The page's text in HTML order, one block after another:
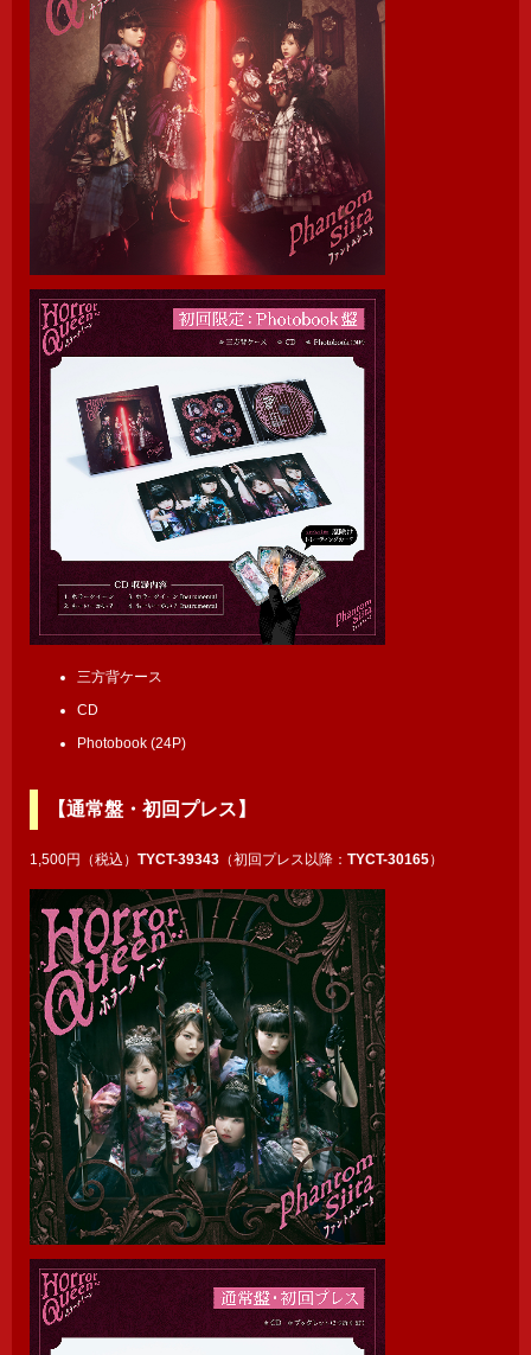
三方背ケース
CD
Photobook (24P)
【通常盤・初回プレス】
1,500円（税込） TYCT-39343 （初回プレス以降： TYCT-30165）